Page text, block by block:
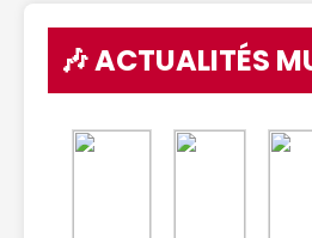
🎶 ACTUALITÉS